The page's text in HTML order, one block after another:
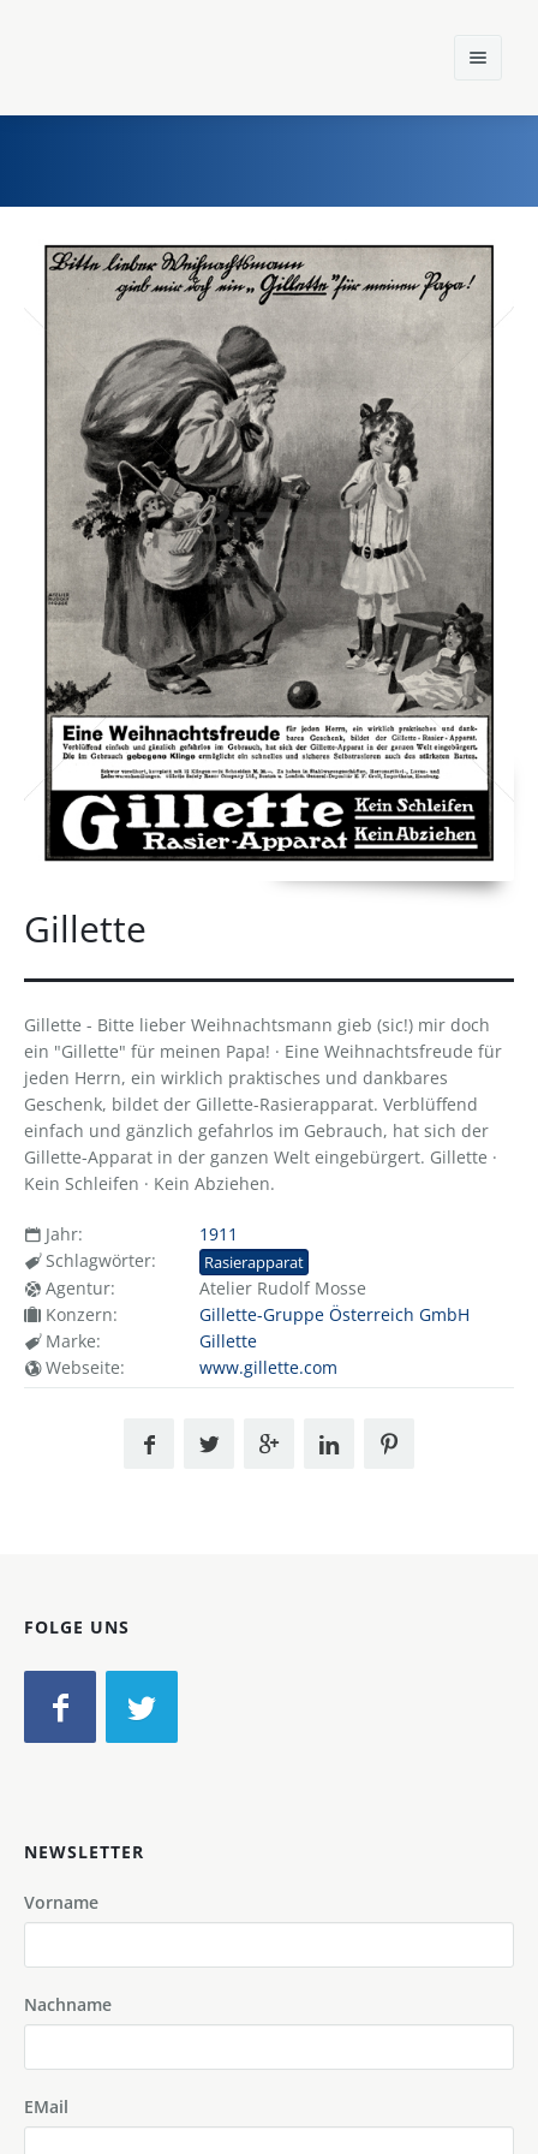
Einst und Heute
Konzerne
Epoche
Gillette
Gillette - Bitte lieber Weihnachtsmann gieb (sic!) mir doch
ein "Gillette" für meinen Papa! · Eine Weihnachtsfreude für
jeden Herrn, ein wirklich praktisches und dankbares
Geschenk, bildet der Gillette-Rasierapparat. Verblüffend
einfach und gänzlich gefahrlos im Gebrauch, hat sich der
Gillette-Apparat in der ganzen Welt eingebürgert. Gillette ·
Kein Schleifen · Kein Abziehen.
Jahr:
1911
Schlagwörter:
Rasierapparat
Agentur:
Atelier Rudolf Mosse
Konzern:
Gillette-Gruppe Österreich GmbH
Marke:
Gillette
Webseite:
www.gillette.com
FOLGE UNS
NEWSLETTER
Vorname
Nachname
EMail